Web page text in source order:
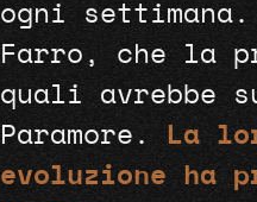
ogni
Farro, che la
quali avrebbe
Paramore.
La
evoluzione ha